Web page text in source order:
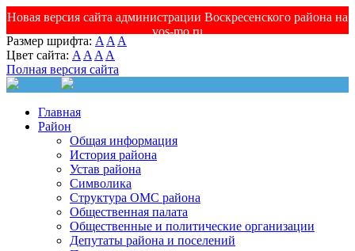
Новая версия сайта администрации Воскресенского района на
vos-mo.ru
Размер шрифта: A A A
Цвет сайта: A A A A
Полная версия сайта
Главная
Район
Общая информация
История района
Устав района
Символика
Структура ОМС района
Общественная палата
Общественные и политические организации
Депутаты района и поселений